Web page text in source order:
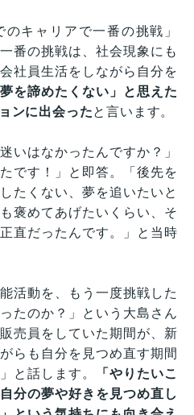
キャリアで一番の挑戦」
番の挑戦は、社会現象にも
社員生活をしながら自分を
夢を諦めたくない」と思えた
ンに出会ったと言います。
いはなかったんですか？」
です！」と即答。「後先を
たくない、夢を追いたいと
褒めてあげたいくらい、そ
直だったんです。」と当時
活動を、もう一度挑戦した
たのか？」という大島さん
売員をしていた期間が、新
らも自分を見つめ直す期間
と話します。
「やりたいこ
分の夢や好きを見つめ直し